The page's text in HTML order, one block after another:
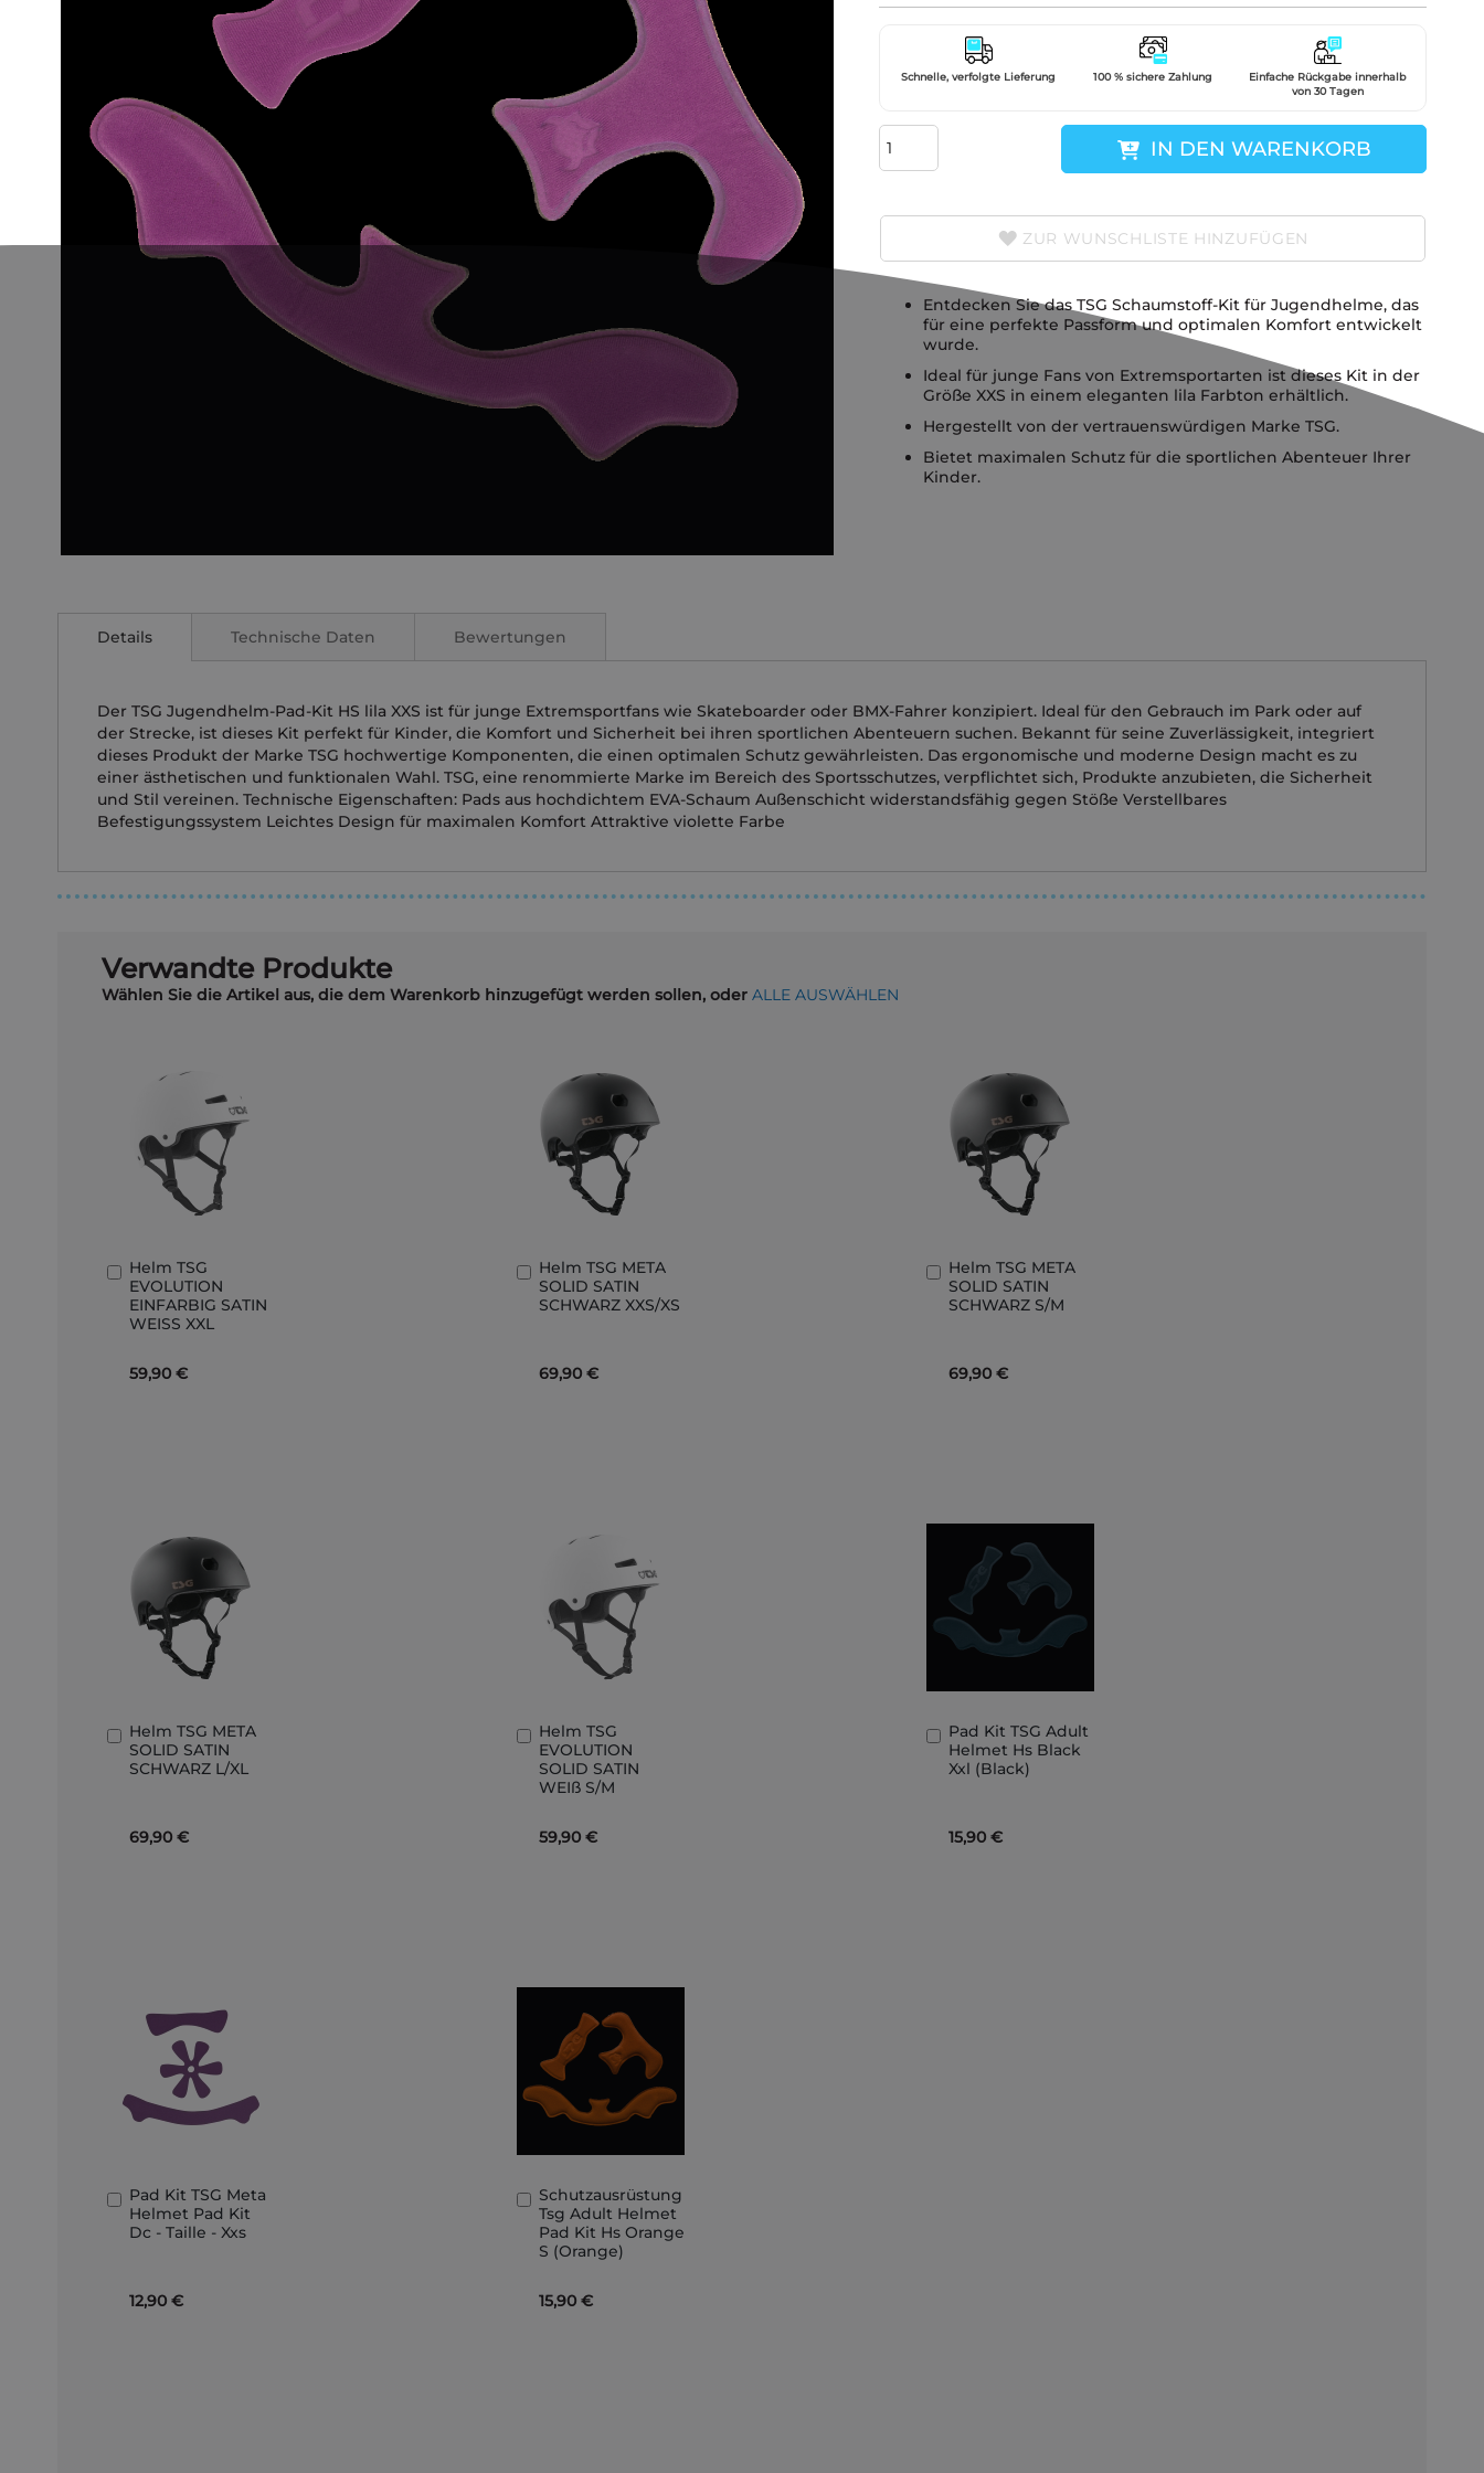
der
Bildgalerie
Schnelle, verfolgte Lieferung 100 % sichere Zahlung
Einfache Rückgabe innerhalb
von 30 Tagen
IN DEN WARENKORB
ZUR WUNSCHLISTE HINZUFÜGEN
Entdecken Sie das TSG Schaumstoff-Kit für Jugendhelme, das
für eine perfekte Passform und optimalen Komfort entwickelt
wurde.
Ideal für junge Fans von Extremsportarten ist dieses Kit in der
Größe XXS in einem eleganten lila Farbton erhältlich.
Hergestellt von der vertrauenswürdigen Marke TSG.
Bietet maximalen Schutz für die sportlichen Abenteuer Ihrer
Kinder.
Details
Der TSG Jugendhelm-Pad-Kit HS lila XXS ist für junge Extremsportfans wie Skateboarder oder BMX-Fahrer konzipiert. Ideal für den Gebrauch im Park oder auf
der Strecke, ist dieses Kit perfekt für Kinder, die Komfort und Sicherheit bei ihren sportlichen Abenteuern suchen. Bekannt für seine Zuverlässigkeit, integriert
dieses Produkt der Marke TSG hochwertige Komponenten, die einen optimalen Schutz gewährleisten. Das ergonomische und moderne Design macht es zu
einer ästhetischen und funktionalen Wahl. TSG, eine renommierte Marke im Bereich des Sportsschutzes, verpflichtet sich, Produkte anzubieten, die Sicherheit
und Stil vereinen. Technische Eigenschaften: Pads aus hochdichtem EVA-Schaum Außenschicht widerstandsfähig gegen Stöße Verstellbares
Befestigungssystem Leichtes Design für maximalen Komfort Attraktive violette Farbe
Technische Daten Bewertungen
Verwandte Produkte
Wählen Sie die Artikel aus, die dem Warenkorb hinzugefügt werden sollen, oder ALLE AUSWÄHLEN
Helm TSG
EVOLUTION
EINFARBIG SATIN
WEISS XXL
59,90 €
In
den
Warenkorb
Helm TSG META
SOLID SATIN
SCHWARZ XXS/XS
69,90 €
In
den
Warenkorb
Helm TSG META
SOLID SATIN
SCHWARZ S/M
69,90 €
In
den
Warenkorb
Helm TSG META
SOLID SATIN
SCHWARZ L/XL
69,90 €
In
den
Warenkorb
Helm TSG
EVOLUTION
SOLID SATIN
WEIß S/M
59,90 €
In
den
Warenkorb
Pad Kit TSG Adult
Helmet Hs Black
Xxl (Black)
15,90 €
In
den
Warenkorb
Pad Kit TSG Meta
Helmet Pad Kit
Dc - Taille - Xxs
12,90 €
In
den
Warenkorb
Schutzausrüstung
Tsg Adult Helmet
Pad Kit Hs Orange
S (Orange)
15,90 €
In
den
Warenkorb